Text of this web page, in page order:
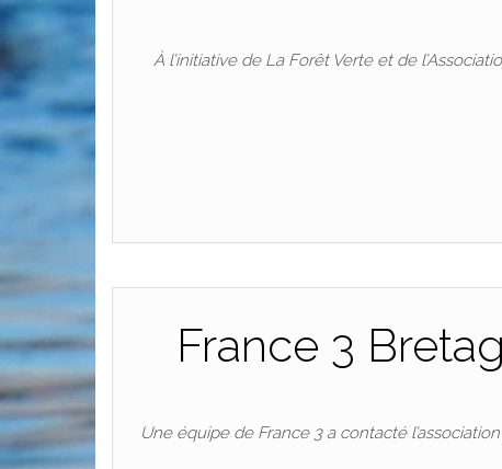
À l’initiative de La Forêt Verte et de
France 3
Une équipe de France 3 a contacté